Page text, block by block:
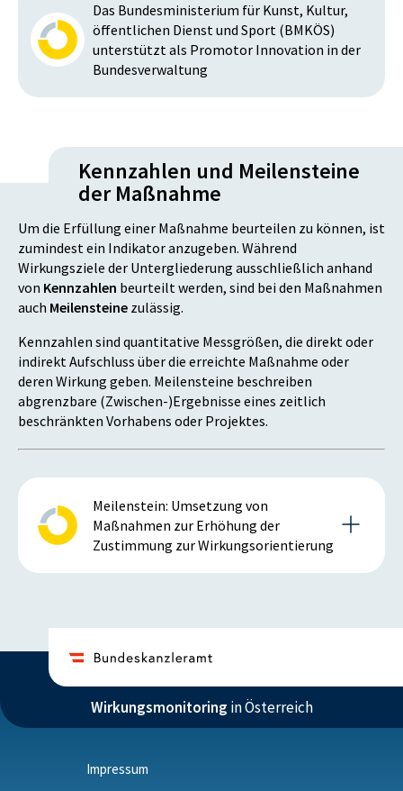
Das Bundesministerium für Kunst, Kultur,
öffentlichen Dienst und Sport (BMKÖS)
unterstützt als Promotor Innovation in der
Bundesverwaltung
Kennzahlen und Meilensteine
der Maßnahme
Um die Erfüllung einer Maßnahme beurteilen zu können, ist
zumindest ein Indikator anzugeben. Während
Wirkungsziele der Untergliederung ausschließlich anhand
von Kennzahlen beurteilt werden, sind bei den Maßnahmen
auch Meilensteine zulässig.
Kennzahlen sind quantitative Messgrößen, die direkt oder
indirekt Aufschluss über die erreichte Maßnahme oder
deren Wirkung geben. Meilensteine beschreiben
abgrenzbare (Zwischen-)Ergebnisse eines zeitlich
beschränkten Vorhabens oder Projektes.
Meilenstein: Umsetzung von
Maßnahmen zur Erhöhung der
Zustimmung zur Wirkungsorientierung
2019
Istzustand (2019)
Empfehlungen der externen Evaluierung der
Wirkungsmonitoring in Österreich
Impressum